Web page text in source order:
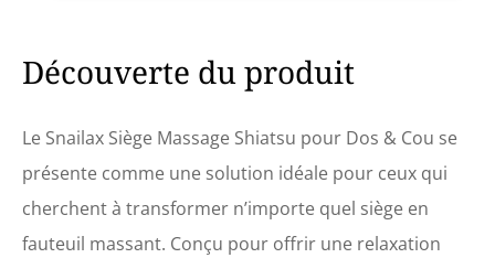
vous détendre davantage
Appareil de massage
L'appareil de massage de la
chaise possède 4 nœuds de
rotation shiatsu pour
fournir des massages
profonds par pétrissage
pour le cou et les épaules.
Découverte du produit
Le Snailax Siège Massage Shiatsu pour Dos & Cou se
présente comme une solution idéale pour ceux qui
cherchent à transformer n’importe quel siège en
fauteuil massant. Conçu pour offrir une relaxation